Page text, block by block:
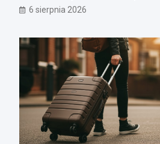
6 sierpnia 2026